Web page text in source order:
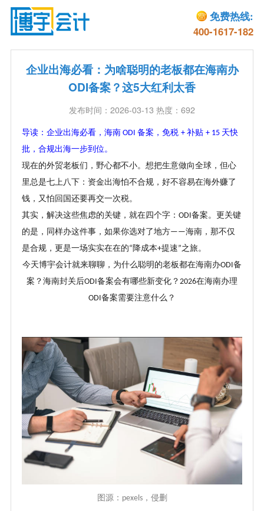
免费热线:
400-1617-182
企业出海必看：为啥聪明的老板都在海南办
ODI备案？这5大红利太香
发布时间：2026-03-13 热度：692
导读：企业出海必看，海南 ODI 备案，免税 + 补贴 + 15 天快
批，合规出海一步到位。
现在的外贸老板们，野心都不小。想把生意做向全球，但心
里总是七上八下：资金出海怕不合规，好不容易在海外赚了
钱，又怕回国还要再交一次税。
其实，解决这些焦虑的关键，就在四个字： ODI备案。更关键
的是，同样办这件事，如果你选对了地方——海南，那不仅
是合规，更是一场实实在在的“ 降成本+提速”之旅。
今天博宇会计就来聊聊，为什么聪明的老板都在海南办ODI备
案 ？ 海南封关后ODI备案会有哪些新变化 ？ 2026在海南办理
ODI备案需要注意什么 ？
图源： pexels，侵删